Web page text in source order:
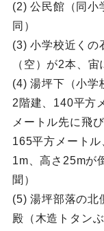
(2) 公民館（同小
同）
(3) 小学校近くの
（空）が2本、宙
(4) 湯坪下（小学
2階建、140平方
メートル先に飛
165平方メート
1m、高さ25mが
聞）
(5) 湯坪部落の北
殿（木造トタン